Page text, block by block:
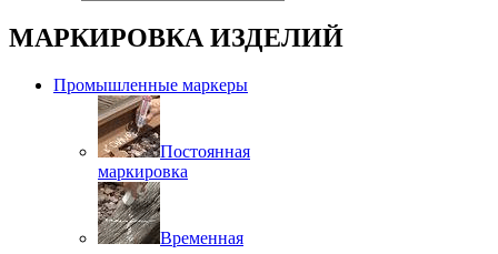
МАРКИРОВКА ИЗДЕЛИЙ
Промышленные маркеры
Постоянная
маркировка
Временная